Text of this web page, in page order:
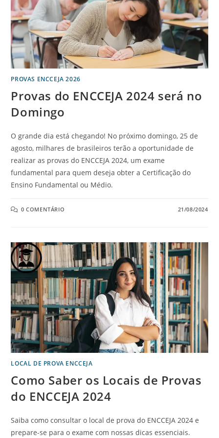
PROVAS ENCCEJA 2026
Provas do ENCCEJA 2024 será no
Domingo
O grande dia está chegando! No próximo domingo, 25 de
agosto, milhares de brasileiros terão a oportunidade de
realizar as provas do ENCCEJA 2024, um exame
fundamental para quem deseja obter a Certificação do
Ensino Fundamental ou Médio.
0 COMENTÁRIO 21/08/2024
LOCAL DE PROVA ENCCEJA
Como Saber os Locais de Provas
do ENCCEJA 2024
Saiba como consultar o local de prova do ENCCEJA 2024 e
prepare-se para o exame com nossas dicas essenciais.